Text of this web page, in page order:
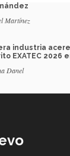
Martínez
industria
EXATEC 2026
Danel